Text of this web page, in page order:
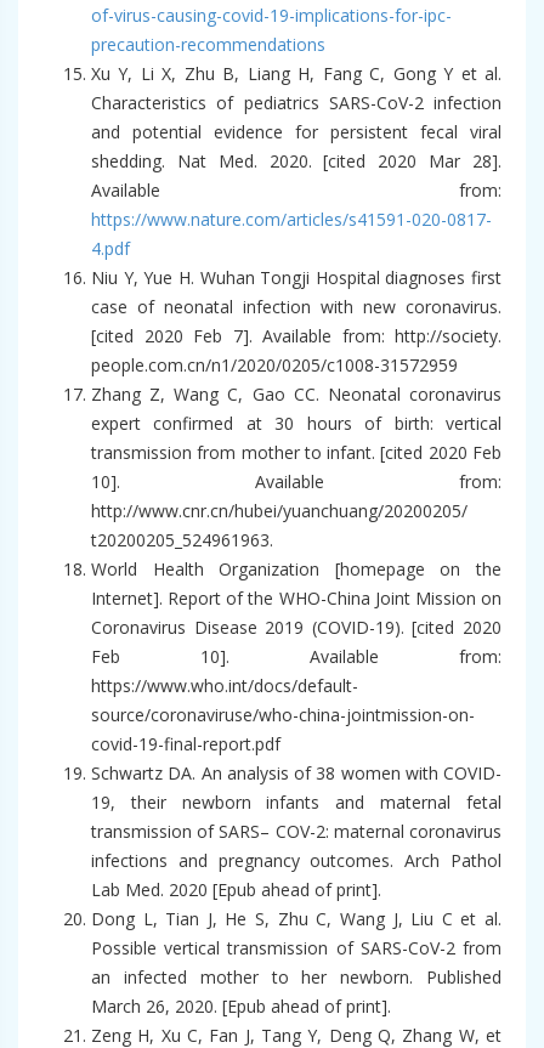
of-virus-causing-covid-19-implications-for-ipc-
precaution-recommendations
Xu Y, Li X, Zhu B, Liang H, Fang C, Gong Y et al.
Characteristics of pediatrics SARS-CoV-2 infection
and potential evidence for persistent fecal viral
shedding. Nat Med. 2020. [cited 2020 Mar 28].
Available from:
https://www.nature.com/articles/s41591-020-0817-
4.pdf
Niu Y, Yue H. Wuhan Tongji Hospital diagnoses first
case of neonatal infection with new coronavirus.
[cited 2020 Feb 7]. Available from: http://society.
people.com.cn/n1/2020/0205/c1008-31572959
Zhang Z, Wang C, Gao CC. Neonatal coronavirus
expert confirmed at 30 hours of birth: vertical
transmission from mother to infant. [cited 2020 Feb
10]. Available from:
http://www.cnr.cn/hubei/yuanchuang/20200205/
t20200205_524961963.
World Health Organization [homepage on the
Internet]. Report of the WHO-China Joint Mission on
Coronavirus Disease 2019 (COVID-19). [cited 2020
Feb 10]. Available from:
https://www.who.int/docs/default-
source/coronaviruse/who-china-jointmission-on-
covid-19-final-report.pdf
Schwartz DA. An analysis of 38 women with COVID-
19, their newborn infants and maternal fetal
transmission of SARS– COV-2: maternal coronavirus
infections and pregnancy outcomes. Arch Pathol
Lab Med. 2020 [Epub ahead of print].
Dong L, Tian J, He S, Zhu C, Wang J, Liu C et al.
Possible vertical transmission of SARS-CoV-2 from
an infected mother to her newborn. Published
March 26, 2020. [Epub ahead of print].
Zeng H, Xu C, Fan J, Tang Y, Deng Q, Zhang W, et